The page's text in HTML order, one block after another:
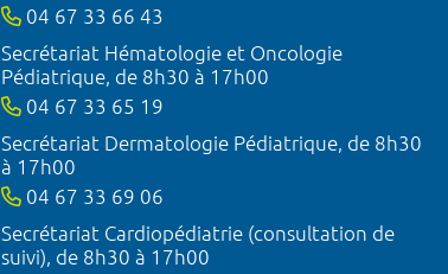
04 67 33 66 43
Secrétariat Hématologie et Oncologie
Pédiatrique, de 8h30 à 17h00
04 67 33 65 19
Secrétariat Dermatologie Pédiatrique, de 8h30
à 17h00
04 67 33 69 06
Secrétariat Cardiopédiatrie (consultation de
suivi), de 8h30 à 17h00